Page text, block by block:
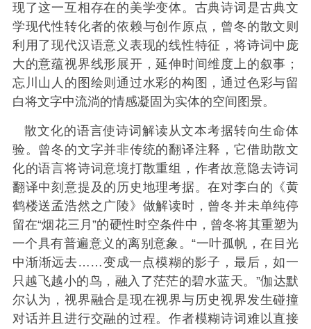
现了这一互相存在的美学变体。古典诗词是古典文
学现代性转化者的依赖与创作原点，曾冬的散文则
利用了现代汉语意义表现的线性特征，将诗词中庞
大的意蕴视界线形展开，延伸时间维度上的叙事；
忘川山人的图绘则通过水彩的构图，通过色彩与留
白将文字中流淌的情感凝固为实体的空间图景。
散文化的语言使诗词解读从文本考据转向生命体
验。曾冬的文字并非传统的翻译注释，它借助散文
化的语言将诗词意境打散重组，作者故意隐去诗词
翻译中刻意提及的历史地理考据。在对李白的《黄
鹤楼送孟浩然之广陵》做解读时，曾冬并未单纯停
留在“烟花三月”的硬性时空条件中，曾冬将其重塑为
一个具有普遍意义的离别意象。“一叶孤帆，在目光
中渐渐远去……变成一点模糊的影子，最后，如一
只越飞越小的鸟，融入了茫茫的碧水蓝天。”伽达默
尔认为，视界融合是现在视界与历史视界发生碰撞
对话并且进行交融的过程。作者模糊诗词难以直接